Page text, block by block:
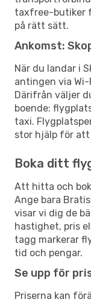
taxfree-butiker
på rätt sätt.
Ankomst:
När du landar i
antingen via
Därifrån väljer
boende:
taxi.
stor hjälp för att
Boka ditt
Att hitta och
Ange bara
visar vi dig de
hastighet, pris
tagg markerar
tid och pengar.
Se upp för
Priserna kan